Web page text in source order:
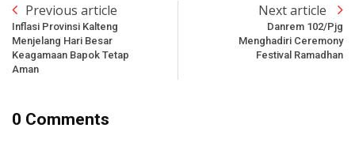
Previous article
Inflasi Provinsi Kalteng
Menjelang Hari Besar
Keagamaan Bapok Tetap
Aman
Next article
Danrem 102/Pjg
Menghadiri Ceremony
Festival Ramadhan
0 Comments